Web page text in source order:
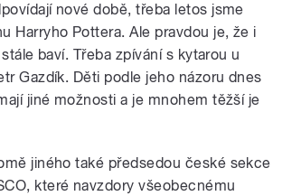
nové době, třeba letos jsme
Harryho Pottera. Ale pravdou je, že i
baví. Třeba zpívání s kytarou u
Gazdík. Děti podle jeho názoru dnes
jiné možnosti a je mnohem těžší je
jiného také předsedou české sekce
které navzdory všeobecnému